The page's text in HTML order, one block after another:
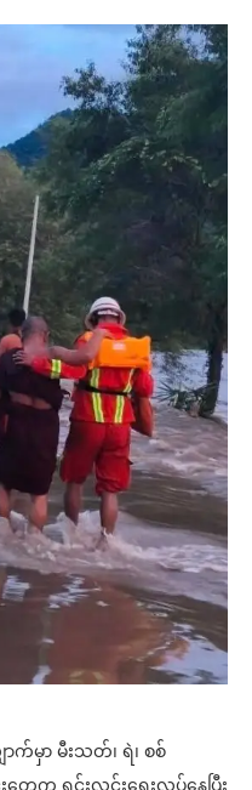
က်မှာ မီးသတ်၊ ရဲ၊ စစ်
က ရှင်းလင်းရေးလုပ်နေပြီး